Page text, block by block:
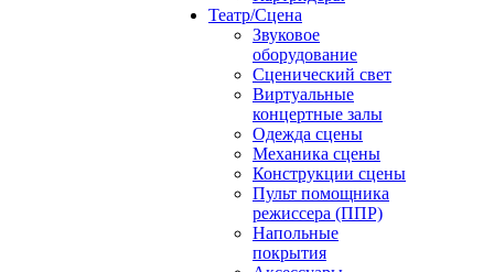
Театр/Сцена
Звуковое
оборудование
Сценический свет
Виртуальные
концертные залы
Одежда сцены
Механика сцены
Конструкции сцены
Пульт помощника
режиссера (ППР)
Напольные
покрытия